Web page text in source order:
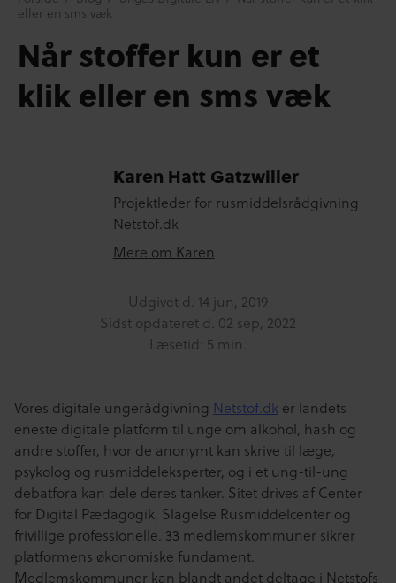
eller en sms væk
Når stoffer kun er et
klik eller en sms væk
Karen Hatt Gatzwiller
Projektleder for rusmiddelsrådgivning
Netstof.dk
Mere om Karen
Udgivet d. 14 jun, 2019
Sidst opdateret d. 02 sep, 2022
Læsetid: 5 min.
Vores digitale ungerådgivning Netstof.dk er landets
eneste digitale platform til unge om alkohol, hash og
andre stoffer, hvor de anonymt kan skrive til læge,
psykolog og rusmiddeleksperter, og i et ung-til-ung
debatfora kan dele deres tanker. Sitet drives af Center
for Digital Pædagogik, Slagelse Rusmiddelcenter og
frivillige professionelle. 33 medlemskommuner sikrer
platformens økonomiske fundament.
Medlemskommuner kan blandt andet deltage i Netstofs